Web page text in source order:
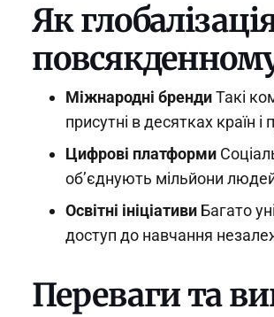
Як
Міжнародні брендиТакі
присутні в десятках країн
Цифрові платформи
об’єднують мільйони
Освітні ініціативи Багато
доступ до навчання
Переваги та